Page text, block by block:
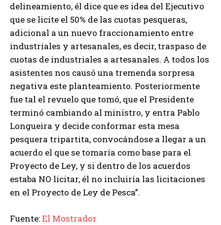
delineamiento, él dice que es idea del Ejecutivo
que se licite el 50% de las cuotas pesqueras,
adicional a un nuevo fraccionamiento entre
industriales y artesanales, es decir, traspaso de
cuotas de industriales a artesanales. A todos los
asistentes nos causó una tremenda sorpresa
negativa este planteamiento. Posteriormente
fue tal el revuelo que tomó, que el Presidente
terminó cambiando al ministro, y entra Pablo
Longueira y decide conformar esta mesa
pesquera tripartita, convocándose a llegar a un
acuerdo el que se tomaría como base para el
Proyecto de Ley, y si dentro de los acuerdos
estaba NO licitar, él no incluiría las licitaciones
en el Proyecto de Ley de Pesca”.
Fuente:El Mostrador